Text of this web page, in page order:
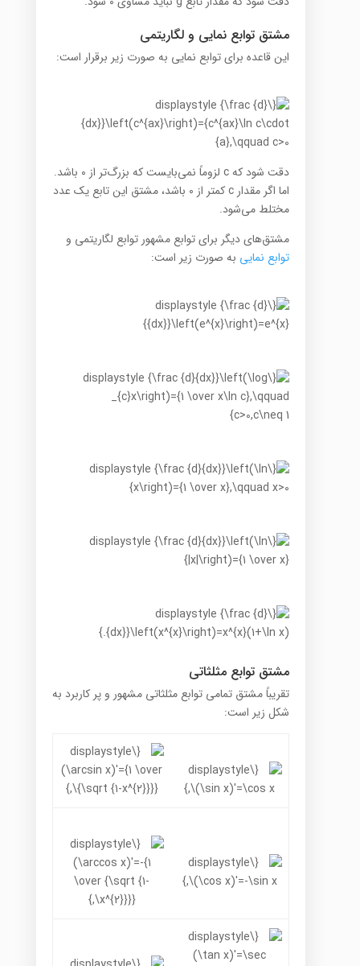
مشتق توابع نمایی و لگاریتمی
این قاعده برای توابع نمایی به صورت زیر برقرار است:
دقت شود که c لزوماً نمی‌بایست که بزرگ‌تر از ۰ باشد.
اما اگر مقدار c کمتر از ۰ باشد، مشتق این تابع یک عدد
مختلط می‌شود.
مشتق‌های دیگر برای توابع مشهور توابع لگاریتمی و
توابع نمایی به صورت زیر است:
مشتق توابع مثلثاتی
تقریباً مشتق تمامی توابع مثلثاتی مشهور و پر کاربرد به
شکل زیر است: